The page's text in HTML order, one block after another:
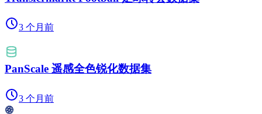
3 个月前
PanScale 遥感全色锐化数据集
3 个月前